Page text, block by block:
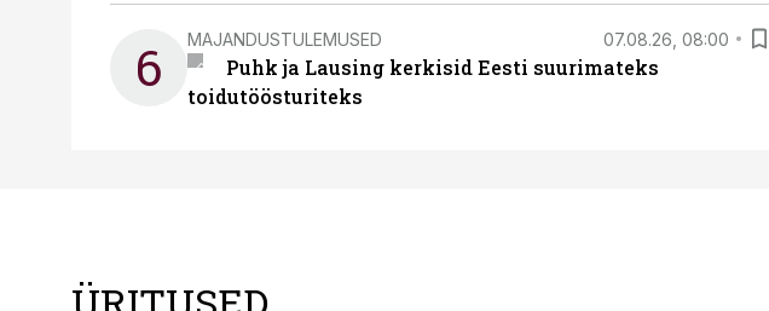
6 MAJANDUSTULEMUSED 07.08.26, 08:00
Puhk ja Lausing kerkisid Eesti suurimateks
toidutöösturiteks